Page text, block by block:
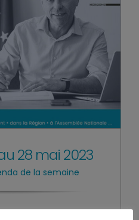
28 mai 2023
de la semaine